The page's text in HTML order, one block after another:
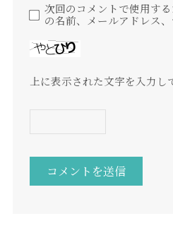
次回のコメントで使用す
の名前、メールアドレス、
上に表示された文字を入力し